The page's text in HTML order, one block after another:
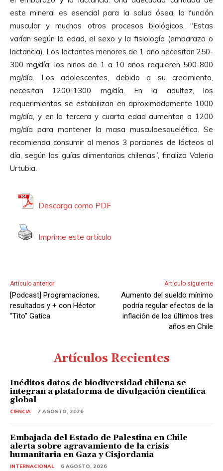
este mineral es esencial para la salud ósea, la función
muscular y muchos otros procesos biológicos. “Estas
varían según la edad, el sexo y la fisiología (embarazo o
lactancia). Los lactantes menores de 1 año necesitan 250-
300 mg/día; los niños de 1 a 10 años requieren 500-800
mg/día. Los adolescentes, debido a su crecimiento,
necesitan 1200-1300 mg/día. En la adultez, los
requerimientos se estabilizan en aproximadamente 1000
mg/día, y en la tercera y cuarta edad aumentan a 1200
mg/día para mantener la masa musculoesquelética. Se
recomienda consumir al menos 3 porciones de lácteos al
día, según las guías alimentarias chilenas”, finaliza Valeria
Urtubia.
Descarga como PDF
Imprime este artículo
Artículo anterior
[Podcast] Programaciones,
resultados y + con Héctor
“Tito” Gatica
Artículo siguiente
Aumento del sueldo mínimo
podría regular efectos de la
inflación de los últimos tres
años en Chile
Artículos Recientes
Inéditos datos de biodiversidad chilena se
integran a plataforma de divulgación científica
global
CIENCIA 7 AGOSTO, 2026
Embajada del Estado de Palestina en Chile
alerta sobre agravamiento de la crisis
humanitaria en Gaza y Cisjordania
INTERNACIONAL 6 AGOSTO, 2026